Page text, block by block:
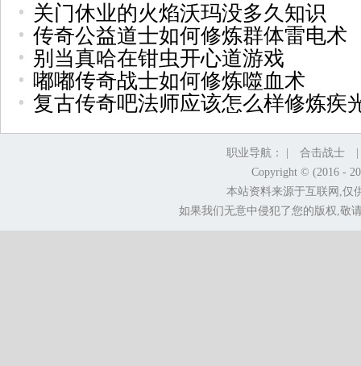
关门休业的火焰沃玛没多久知识
传奇公益道士如何修炼群体雷电术
别当真哈在钳虫开心道游戏
嘟嘟传奇战士如何修炼噬血术
复古传奇吧法师应该怎么样修炼疾
职业导航： | 合击战士
Copyright © (2016 -
本站资料来源于互联网,仅
如果我们无意中侵犯了您的版权,敬